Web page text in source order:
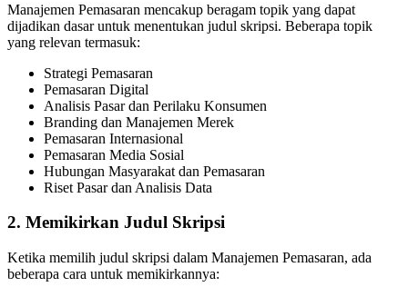
Manajemen Pemasaran mencakup beragam topik yang dapat
dijadikan dasar untuk menentukan judul skripsi. Beberapa topik
yang relevan termasuk:
Strategi Pemasaran
Pemasaran Digital
Analisis Pasar dan Perilaku Konsumen
Branding dan Manajemen Merek
Pemasaran Internasional
Pemasaran Media Sosial
Hubungan Masyarakat dan Pemasaran
Riset Pasar dan Analisis Data
2. Memikirkan Judul Skripsi
Ketika memilih judul skripsi dalam Manajemen Pemasaran, ada
beberapa cara untuk memikirkannya: